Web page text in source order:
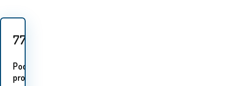
779
Podobné
proudukty: